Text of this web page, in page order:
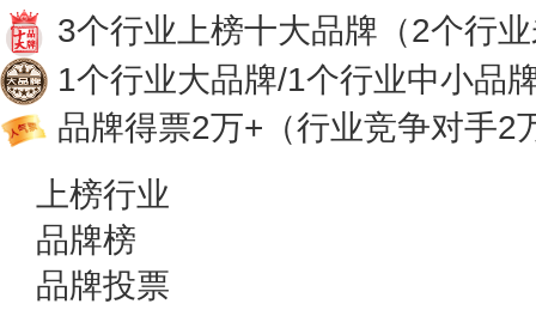
3个行业上榜十大品牌 （2个行
1个行业大品牌/1个行业中小品
品牌得票2万+ （行业竞争对手2
上榜行业
品牌榜
品牌投票